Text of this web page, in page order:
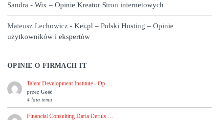
Sandra - Wix – Opinie Kreator Stron internetowych
Mateusz Lechowicz - Kei.pl – Polski Hosting – Opinie
użytkowników i ekspertów
OPINIE O FIRMACH IT
Talent Development Institute - Op …
przez Gość
4 lata temu
Financial Consulting Daria Deruls …